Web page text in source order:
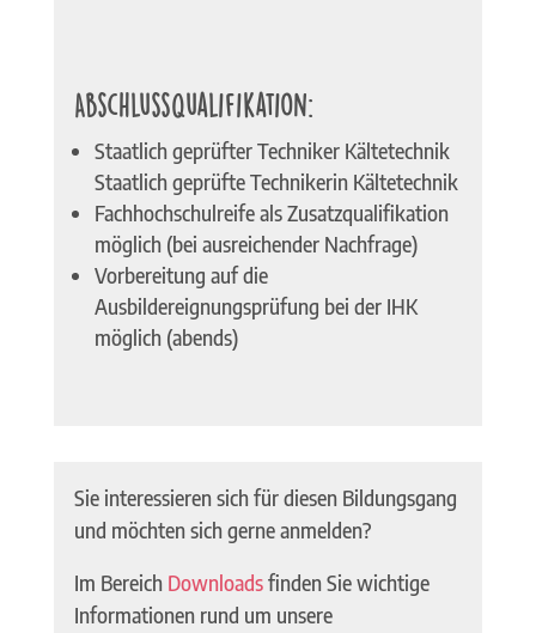
Abschlussqualifikation:
Staatlich geprüfter Techniker Kältetechnik
Staatlich geprüfte Technikerin Kältetechnik
Fachhochschulreife als Zusatzqualifikation
möglich (bei ausreichender Nachfrage)
Vorbereitung auf die
Ausbildereignungsprüfung bei der IHK
möglich (abends)
Sie interessieren sich für diesen Bildungsgang
und möchten sich gerne anmelden?
Im Bereich Downloadsfinden Sie wichtige
Informationen rund um unsere